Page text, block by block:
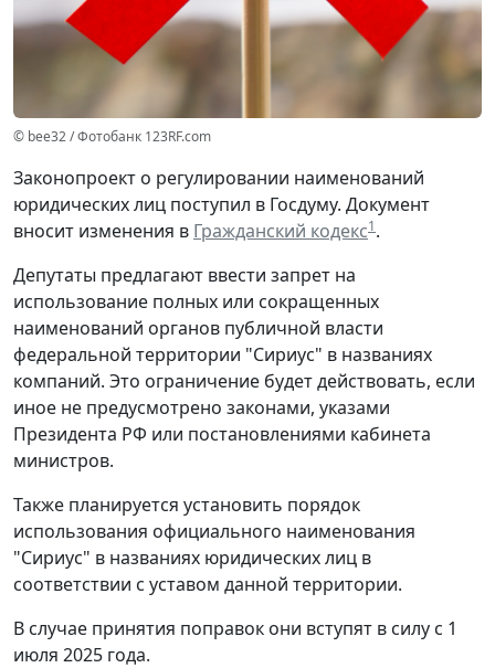
© bee32 / Фотобанк 123RF.com
Законопроект о регулировании наименований
юридических лиц поступил в Госдуму. Документ
вносит изменения в Гражданский кодекс1.
Депутаты предлагают ввести запрет на
использование полных или сокращенных
наименований органов публичной власти
федеральной территории "Сириус" в названиях
компаний. Это ограничение будет действовать, если
иное не предусмотрено законами, указами
Президента РФ или постановлениями кабинета
министров.
Также планируется установить порядок
использования официального наименования
"Сириус" в названиях юридических лиц в
соответствии с уставом данной территории.
В случае принятия поправок они вступят в силу с 1
июля 2025 года.